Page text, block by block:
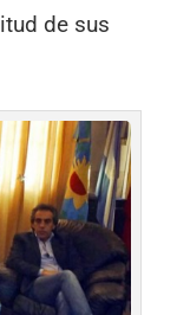
de sus